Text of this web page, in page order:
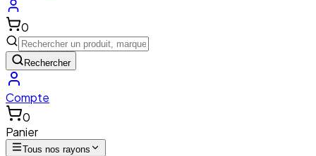
0
Rechercher
Compte
0
Panier
Tous nos rayons